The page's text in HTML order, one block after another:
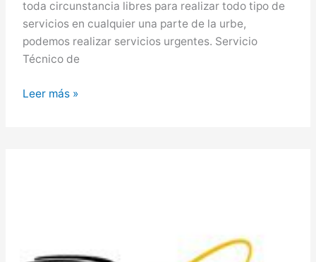
toda circunstancia libres para realizar todo tipo de
servicios en cualquier una parte de la urbe,
podemos realizar servicios urgentes. Servicio
Técnico de
Whirlpool
Leer más »